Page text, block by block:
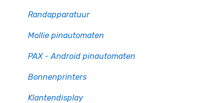
Randapparatuur
Mollie pinautomaten
PAX - Android pinautomaten
Bonnenprinters
Klantendisplay